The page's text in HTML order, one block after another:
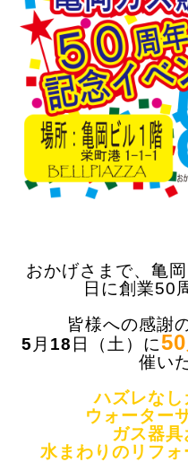
おかげさまで、亀
日に創業50
皆様への感謝
5 月 18 日（土）に
催い
ハズレな
ウォーター
ガス器
水まわりのリフ